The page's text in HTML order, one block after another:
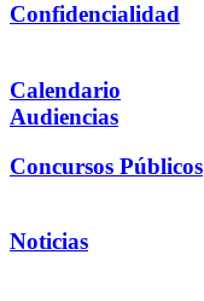
Confidencialidad
Calendario
Audiencias
Concursos Públicos
Noticias